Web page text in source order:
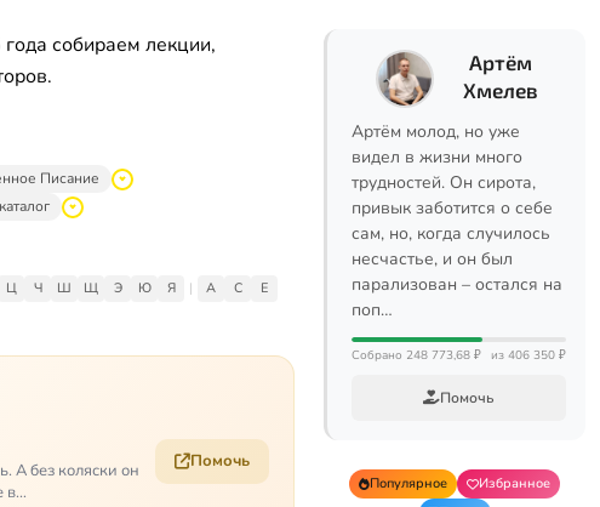
собираем лекции,
Писание
Ц Ч Ш Щ Э Ю Я | A C
E
А без коляски он
в
Помочь
Артём
Хмелев
Артём молод, но уже
видел в жизни много
трудностей. Он сирота,
привык заботится о себе
сам, но, когда случилось
несчастье, и он был
парализован – остался на
поп…
Собрано 248 773,68 ₽ из 406 350 ₽
Помочь
Популярное
Избранное